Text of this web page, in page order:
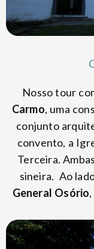
Nosso tour
Carmo, uma
conjunto
convento, a
Terceira.
sineira. Ao
General Osório